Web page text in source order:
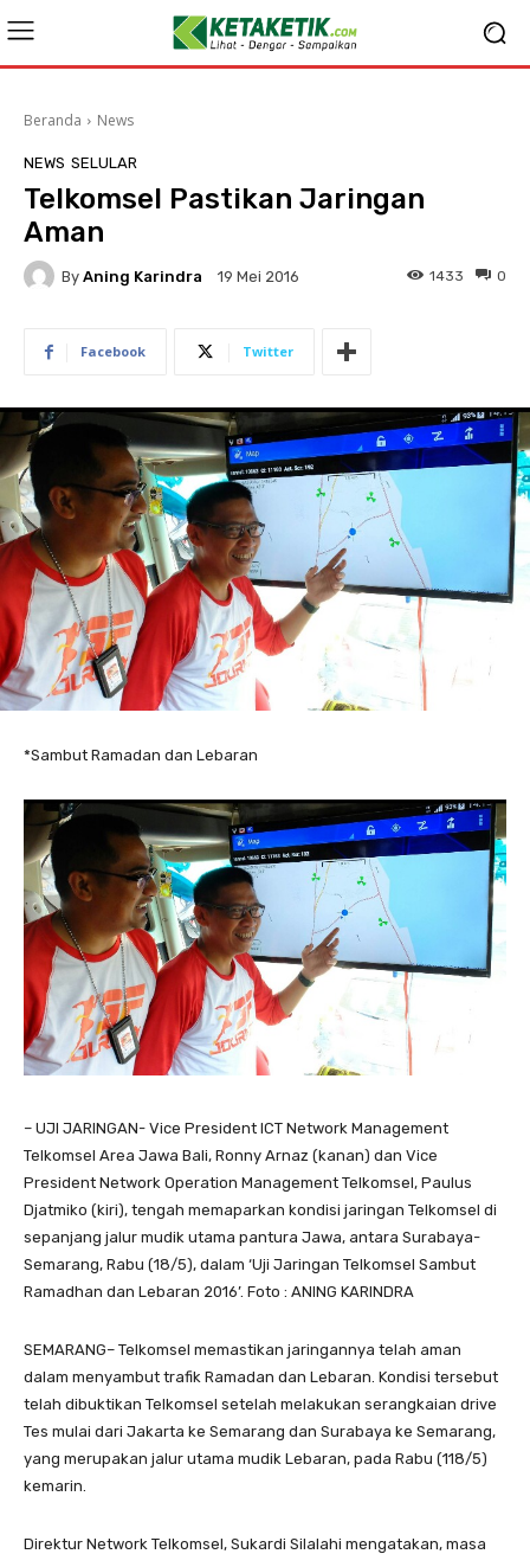
Beranda News
NEWS SELULAR
Telkomsel Pastikan Jaringan
Aman
By Aning Karindra 19 Mei 2016 0
1433
Facebook Twitter
*Sambut Ramadan dan Lebaran
– UJI JARINGAN- Vice President ICT Network Management
Telkomsel Area Jawa Bali, Ronny Arnaz (kanan) dan Vice
President Network Operation Management Telkomsel, Paulus
Djatmiko (kiri), tengah memaparkan kondisi jaringan Telkomsel di
sepanjang jalur mudik utama pantura Jawa, antara Surabaya-
Semarang, Rabu (18/5), dalam ‘Uji Jaringan Telkomsel Sambut
Ramadhan dan Lebaran 2016’. Foto : ANING KARINDRA
SEMARANG– Telkomsel memastikan jaringannya telah aman
dalam menyambut trafik Ramadan dan Lebaran. Kondisi tersebut
telah dibuktikan Telkomsel setelah melakukan serangkaian drive
Tes mulai dari Jakarta ke Semarang dan Surabaya ke Semarang,
yang merupakan jalur utama mudik Lebaran, pada Rabu (118/5)
kemarin.
Direktur Network Telkomsel, Sukardi Silalahi mengatakan, masa